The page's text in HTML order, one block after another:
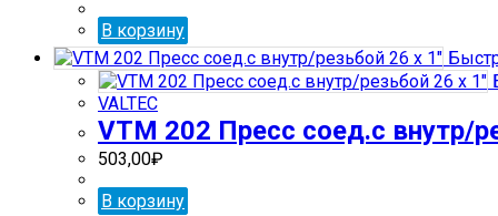
В корзину
VALTEC
VTM 202 Пресс соед.с внутр/
503,00₽
В корзину